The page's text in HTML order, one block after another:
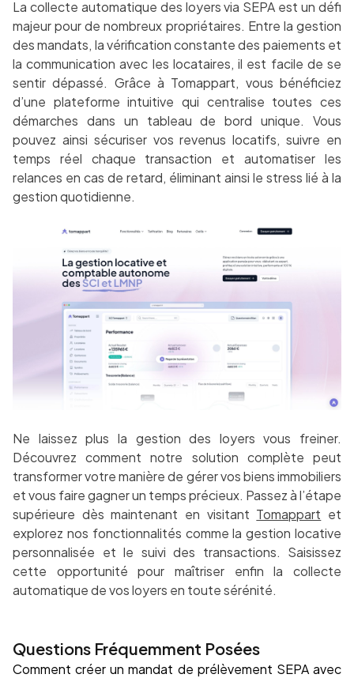
La collecte automatique des loyers via SEPA est un défi
majeur pour de nombreux propriétaires. Entre la gestion
des mandats, la vérification constante des paiements et
la communication avec les locataires, il est facile de se
sentir dépassé. Grâce à Tomappart, vous bénéficiez
d’une plateforme intuitive qui centralise toutes ces
démarches dans un tableau de bord unique. Vous
pouvez ainsi sécuriser vos revenus locatifs, suivre en
temps réel chaque transaction et automatiser les
relances en cas de retard, éliminant ainsi le stress lié à la
gestion quotidienne.
Ne laissez plus la gestion des loyers vous freiner.
Découvrez comment notre solution complète peut
transformer votre manière de gérer vos biens immobiliers
et vous faire gagner un temps précieux. Passez à l’étape
supérieure dès maintenant en visitant Tomappart et
explorez nos fonctionnalités comme la gestion locative
personnalisée et le suivi des transactions. Saisissez
cette opportunité pour maîtriser enfin la collecte
automatique de vos loyers en toute sérénité.
Questions Fréquemment Posées
Comment créer un mandat de prélèvement SEPA avec